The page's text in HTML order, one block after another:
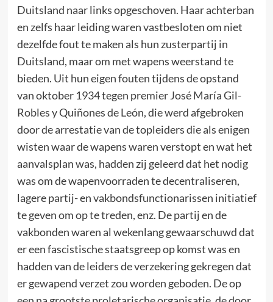
Duitsland naar links opgeschoven. Haar achterban
en zelfs haar leiding waren vastbesloten om niet
dezelfde fout te maken als hun zusterpartij in
Duitsland, maar om met wapens weerstand te
bieden. Uit hun eigen fouten tijdens de opstand
van oktober 1934 tegen premier José María Gil-
Robles y Quiñones de León, die werd afgebroken
door de arrestatie van de topleiders die als enigen
wisten waar de wapens waren verstopt en wat het
aanvalsplan was, hadden zij geleerd dat het nodig
was om de wapenvoorraden te decentraliseren,
lagere partij- en vakbondsfunctionarissen initiatief
te geven om op te treden, enz. De partij en de
vakbonden waren al wekenlang gewaarschuwd dat
er een fascistische staatsgreep op komst was en
hadden van de leiders de verzekering gekregen dat
er gewapend verzet zou worden geboden. De op